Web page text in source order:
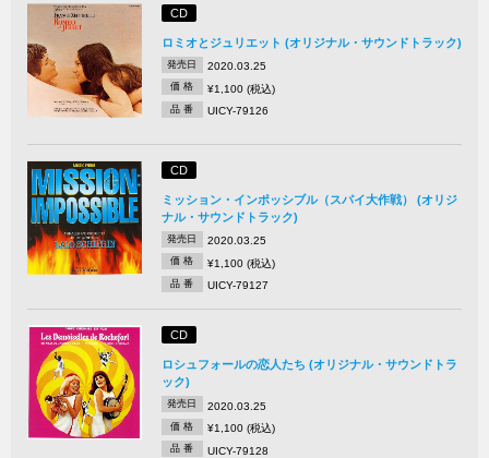
CD
ロミオとジュリエット (オリジナル・サウンドトラック)
発売日 2020.03.25
価 格 ¥1,100 (税込)
品 番 UICY-79126
CD
ミッション・インポッシブル（スパイ大作戦） (オリジ
ナル・サウンドトラック)
発売日 2020.03.25
価 格 ¥1,100 (税込)
品 番 UICY-79127
CD
ロシュフォールの恋人たち (オリジナル・サウンドトラ
ック)
発売日 2020.03.25
価 格 ¥1,100 (税込)
品 番 UICY-79128